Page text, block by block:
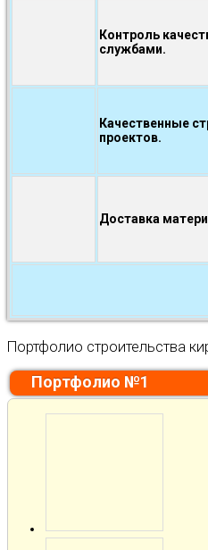
Контроль
службами.
Качественные
проектов.
Доставка
Портфолио строительства
Портфолио №1